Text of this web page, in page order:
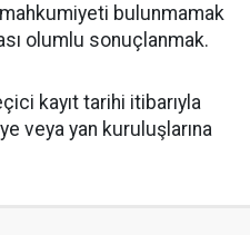
bulunmamak
olumlu sonuçlanmak.
kayıt tarihi itibarıyla
veya yan kuruluşlarına